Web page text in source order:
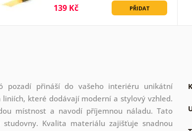
139 Kč PŘIDAT
pozadí přináší do vašeho interiéru unikátní
které dodávají moderní a stylový vzhled.
místnost a navodí příjemnou náladu. Tato
Kvalita materiálu zajišťuje snadnou